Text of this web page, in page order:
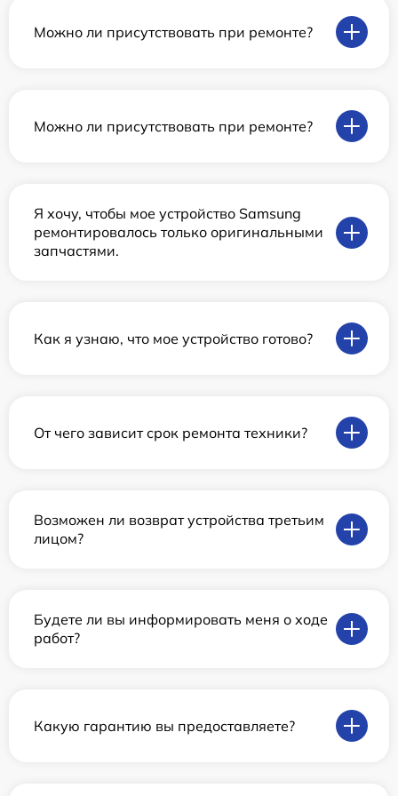
Можно ли присутствовать при ремонте?
Можно ли присутствовать при ремонте?
Я хочу, чтобы мое устройство Samsung
ремонтировалось только оригинальными
запчастями.
Как я узнаю, что мое устройство готово?
От чего зависит срок ремонта техники?
Возможен ли возврат устройства третьим
лицом?
Будете ли вы информировать меня о ходе
работ?
Какую гарантию вы предоставляете?